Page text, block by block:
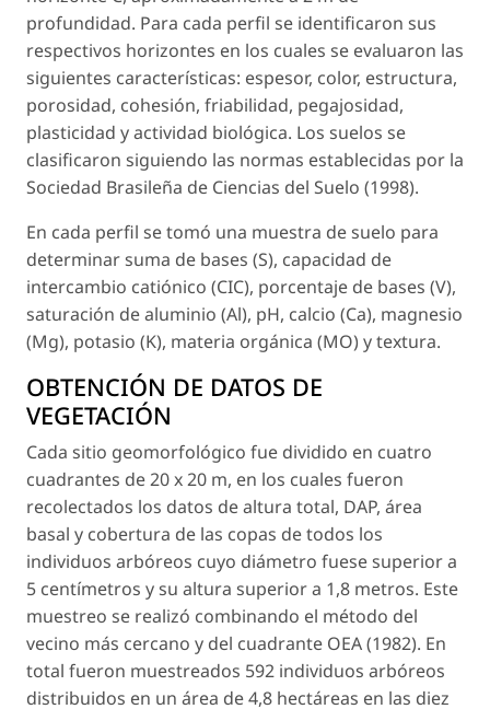
profundidad. Para cada perfil se identificaron sus
respectivos horizontes en los cuales se evaluaron las
siguientes características: espesor, color, estructura,
porosidad, cohesión, friabilidad, pegajosidad,
plasticidad y actividad biológica. Los suelos se
clasificaron siguiendo las normas establecidas por la
Sociedad Brasileña de Ciencias del Suelo (1998).
En cada perfil se tomó una muestra de suelo para
determinar suma de bases (S), capacidad de
intercambio catiónico (CIC), porcentaje de bases (V),
saturación de aluminio (Al), pH, calcio (Ca), magnesio
(Mg), potasio (K), materia orgánica (MO) y textura.
OBTENCIÓN DE DATOS DE
VEGETACIÓN
Cada sitio geomorfológico fue dividido en cuatro
cuadrantes de 20 x 20 m, en los cuales fueron
recolectados los datos de altura total, DAP, área
basal y cobertura de las copas de todos los
individuos arbóreos cuyo diámetro fuese superior a
5 centímetros y su altura superior a 1,8 metros. Este
muestreo se realizó combinando el método del
vecino más cercano y del cuadrante OEA (1982). En
total fueron muestreados 592 individuos arbóreos
distribuidos en un área de 4,8 hectáreas en las diez